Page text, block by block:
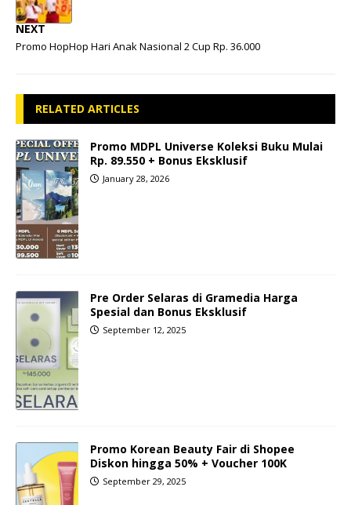
NEXT
Promo HopHop Hari Anak Nasional 2 Cup Rp. 36.000
RELATED ARTICLES
Promo MDPL Universe Koleksi Buku Mulai
Rp. 89.550 + Bonus Eksklusif
January 28, 2026
Pre Order Selaras di Gramedia Harga
Spesial dan Bonus Eksklusif
September 12, 2025
Promo Korean Beauty Fair di Shopee
Diskon hingga 50% + Voucher 100K
September 29, 2025